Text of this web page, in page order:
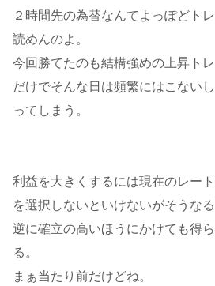
２時間先の為替なんてよっぽどト
読めんのよ。
今回勝てたのも結構強めの上昇ト
だけでそんな日は頻繁にはこない
ってしまう。
利益を大きくするには現在のレー
を選択しないといけないがそうな
逆に確立の高いほうにかけても得
る。
まぁ当たり前だけどね。